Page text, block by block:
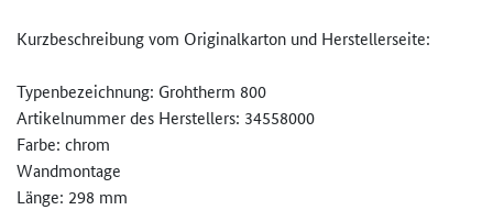
Kurzbeschreibung vom Originalkarton und Herstellerseite:
Typenbezeichnung: Grohtherm 800
Artikelnummer des Herstellers: 34558000
Farbe: chrom
Wandmontage
Länge: 298 mm